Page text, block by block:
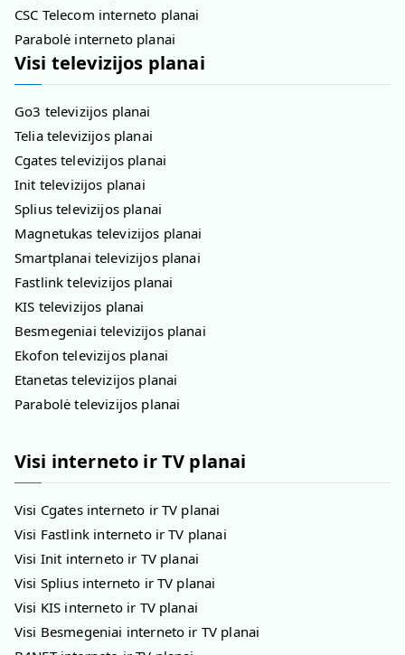
CSC Telecom interneto planai
Parabolė interneto planai
Visi televizijos planai
Go3 televizijos planai
Telia televizijos planai
Cgates televizijos planai
Init televizijos planai
Splius televizijos planai
Magnetukas televizijos planai
Smartplanai televizijos planai
Fastlink televizijos planai
KIS televizijos planai
Besmegeniai televizijos planai
Ekofon televizijos planai
Etanetas televizijos planai
Parabolė televizijos planai
Visi interneto ir TV planai
Visi Cgates interneto ir TV planai
Visi Fastlink interneto ir TV planai
Visi Init interneto ir TV planai
Visi Splius interneto ir TV planai
Visi KIS interneto ir TV planai
Visi Besmegeniai interneto ir TV planai